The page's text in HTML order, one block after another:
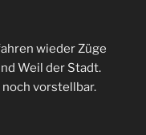
wieder Züge
Weil der Stadt.
noch vorstellbar.